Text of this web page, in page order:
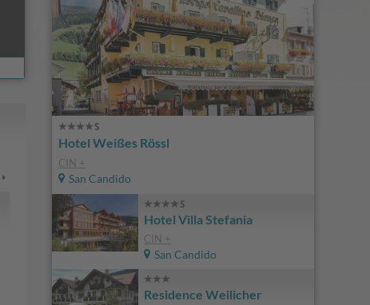
Hotel Weißes Rössl
CIN +
San Candido
Hotel Villa Stefania
CIN +
San Candido
Residence Weilicher